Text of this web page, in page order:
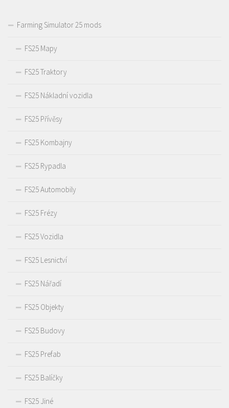
Farming Simulator 25 mods
FS25 Mapy
FS25 Traktory
FS25 Nákladní vozidla
FS25 Přívěsy
FS25 Kombajny
FS25 Rypadla
FS25 Automobily
FS25 Frézy
FS25 Vozidla
FS25 Lesnictví
FS25 Nářadí
FS25 Objekty
FS25 Budovy
FS25 Prefab
FS25 Balíčky
FS25 Jiné